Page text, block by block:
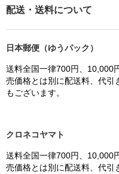
配送・送料について
日本郵便（ゆうパック）
送料全国一律700円、10,000
売価格とは別に配送料、代引
もございます。
クロネコヤマト
送料全国一律700円、10,000
売価格とは別に配送料、代引